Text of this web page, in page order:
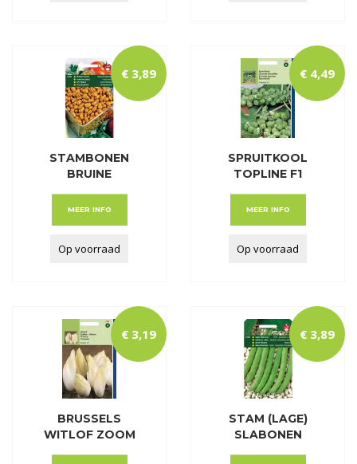
STAMBONEN
BRUINE
SE
€ 3,89
MEER INFO
Op voorraad
SPRUITKOOL
TOPLINE F1
€ 4,49
MEER INFO
Op voorraad
BRUSSELS
WITLOF ZOOM
€ 3,19
STAM (LAGE)
SLABONEN
€ 3,89